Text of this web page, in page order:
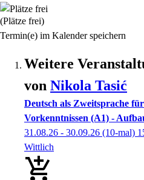
(Plätze frei)
Termin(e) im Kalender speichern
Weitere
von Nikola Tasić
Deutsch als Zweitsprache
Vorkenntnissen (A1) -
31.08.26 - 30.09.26 (10-mal)
Wittlich